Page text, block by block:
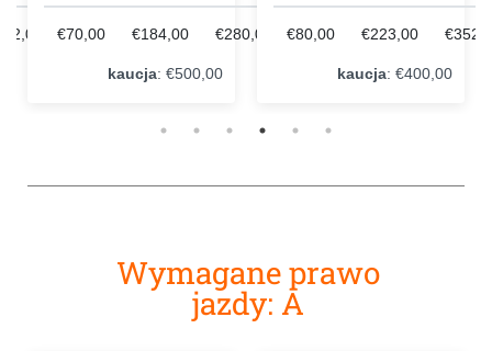
€70,00 €184,00 €280,00
kaucja: €500,00
€80,00 €223,00
kaucja: €400,00
Wymagane prawo
jazdy: A